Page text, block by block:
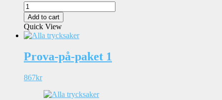
Prova-
på-
paket
Guldserien
quantity
Add to cart
Quick View
Prova-på-paket 1
867kr